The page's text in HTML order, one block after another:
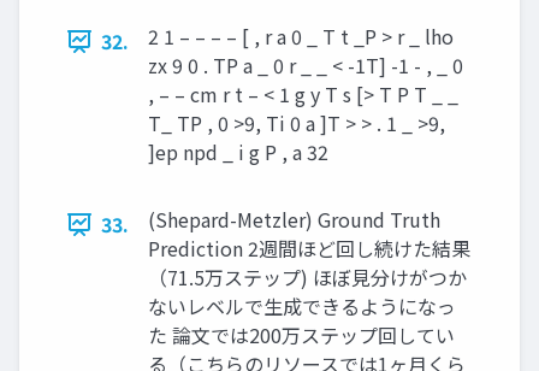
32.
2 1 – – – – [ , r a 0 _ T t _P > r _ lho
zx 9 0 . TP a _ 0 r _ _ < -1T] -1 - , _ 0
, – – cm r t – < 1 g y T s [> T P T _ _
T_ TP , 0 >9, Ti 0 a ]T > > . 1 _ >9,
]ep npd _ i g P , a 32
33.
(Shepard-Metzler) Ground Truth
Prediction 2週間ほど回し続けた結果
（71.5万ステップ) ほぼ見分けがつか
ないレベルで生成できるようになっ
た 論文では200万ステップ回してい
る（こちらのリソースでは1ヶ月くら